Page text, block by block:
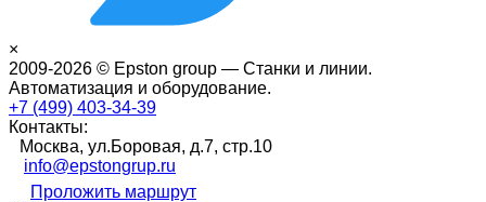
×
2009-2026 © Epston group — Станки и линии.
Автоматизация и оборудование.
+7 (499) 403-34-39
Контакты:
Москва, ул.Боровая, д.7, стр.10
info@epstongrup.ru
Проложить маршрут